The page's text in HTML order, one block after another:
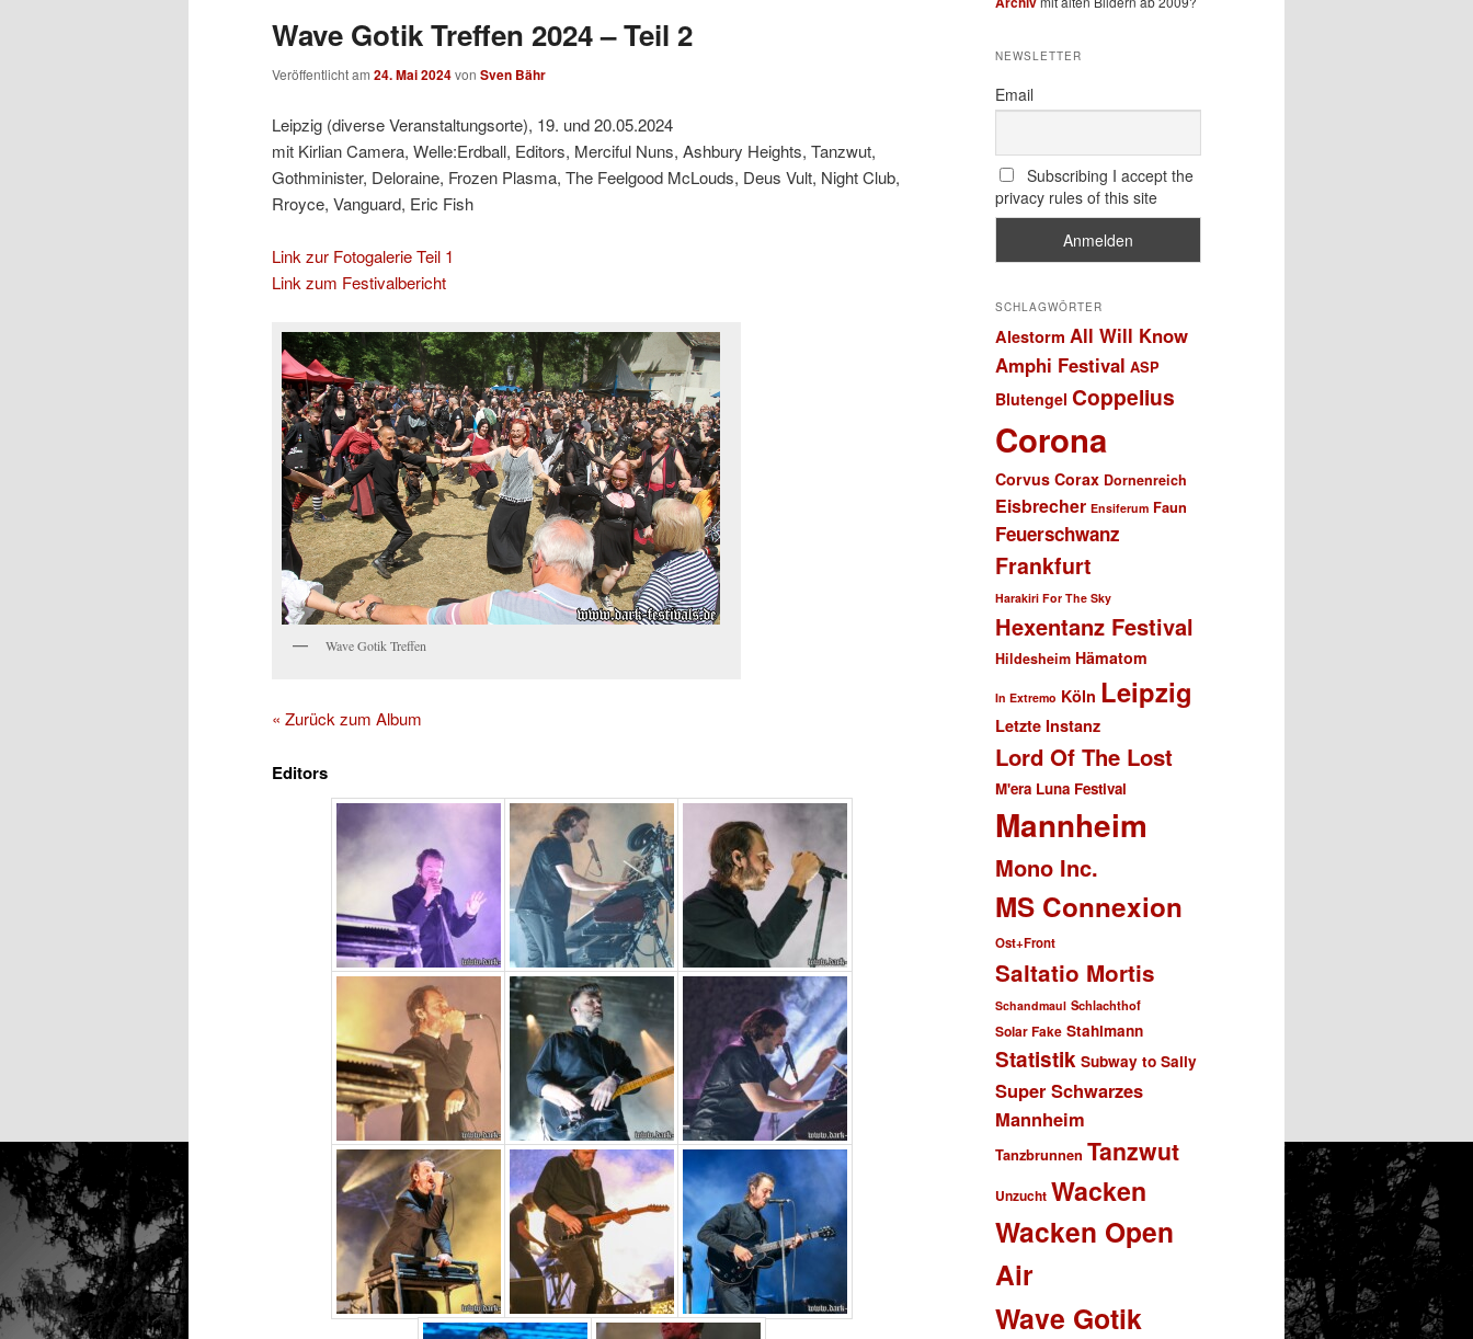
Wave Gotik Treffen 2024 – Teil 2
Veröffentlicht am 24. Mai 2024von Sven Bähr
Leipzig (diverse Veranstaltungsorte), 19. und 20.05.2024
mit Kirlian Camera, Welle:Erdball, Editors, Merciful Nuns, Ashbury Heights, Tanzwut,
Gothminister, Deloraine, Frozen Plasma, The Feelgood McLouds, Deus Vult, Night Club,
Rroyce, Vanguard, Eric Fish
Link zur Fotogalerie Teil 1
Link zum Festivalbericht
Wave Gotik Treffen
« Zurück zum Album
Editors
NEWSLETTER
Email
Subscribing I accept the
privacy rules of this site
SCHLAGWÖRTER
Alestorm All Will Know
Amphi Festival ASP
Blutengel Coppelius
Corona
Corvus Corax Dornenreich
Eisbrecher Ensiferum Faun
Feuerschwanz
Frankfurt
Harakiri For The Sky
Hexentanz Festival
Hildesheim Hämatom
In Extremo Köln Leipzig
Letzte Instanz
Lord Of The Lost
M'era Luna Festival
Mannheim
Mono Inc.
MS Connexion
Ost+Front
Saltatio Mortis
Schandmaul Schlachthof
Solar Fake Stahlmann
Statistik Subway to Sally
Super Schwarzes
Mannheim
Tanzbrunnen Tanzwut
Unzucht Wacken
Wacken Open
Air
Wave Gotik